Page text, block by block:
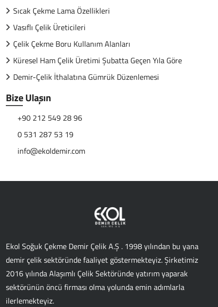
Sıcak Çekme Lama Özellikleri
Vasıflı Çelik Üreticileri
Çelik Çekme Boru Kullanım Alanları
Küresel Ham Çelik Üretimi Şubatta Geçen Yıla Göre
Demir-Çelik İthalatına Gümrük Düzenlemesi
Bize Ulaşın
+90 212 549 28 96
0 531 287 53 19
info@ekoldemir.com
Ekol Soğuk Çekme Demir Çelik A.Ş . 1998 yılından bu yana
demir çelik sektöründe faaliyet göstermekteyiz. Şirketimiz
2016 yılında Alaşımlı Çelik Sektöründe yatırım yaparak
sektörünün öncü firması olma yolunda emin adımlarla
ilerlemekteyiz.